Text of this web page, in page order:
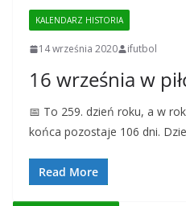
KALENDARZ HISTORIA
14 września 2020 ifutbol
16 września w
📅 To 259. dzień roku, a w
końca pozostaje 106 dni.
Read More